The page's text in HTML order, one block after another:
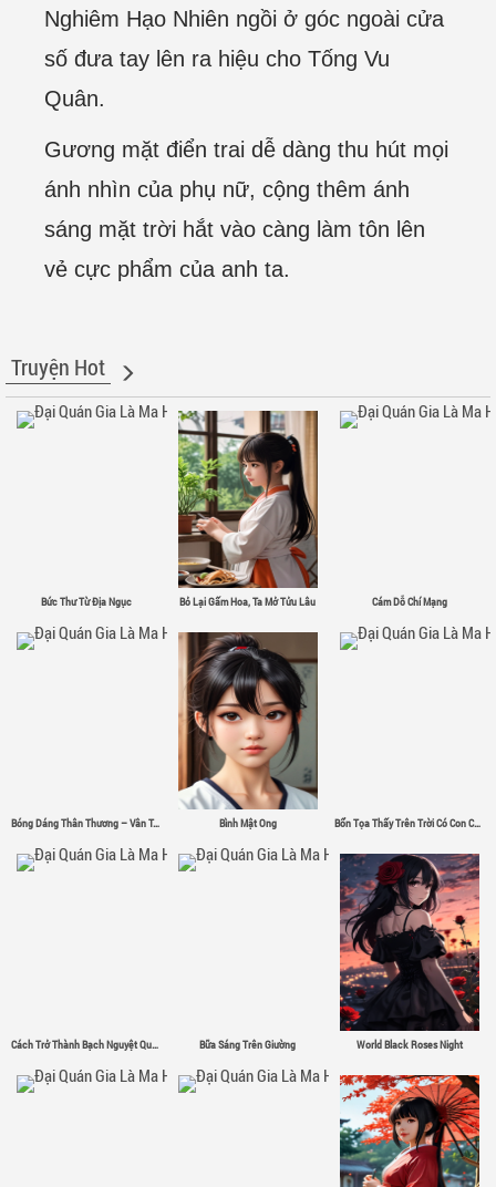
Nghiêm Hạo Nhiên ngồi ở góc ngoài cửa
số đưa tay lên ra hiệu cho Tống Vu
Quân.
Gương mặt điển trai dễ dàng thu hút mọi
ánh nhìn của phụ nữ, cộng thêm ánh
sáng mặt trời hắt vào càng làm tôn lên
vẻ cực phẩm của anh ta.
Truyện Hot
Bức Thư Từ Địa Ngục Bỏ Lại Gấm Hoa, Ta Mở Tửu Lâu Cám Dỗ Chí Mạng
Bóng Dáng Thân Thương – Vân Tân Bình Mật Ong Bổn Tọa Thấy Trên Trời Có Con Chim Sắt Σ( ゜- ゜)
Cách Trở Thành Bạch Nguyệt Quang Bữa Sáng Trên Giường World Black Roses Night